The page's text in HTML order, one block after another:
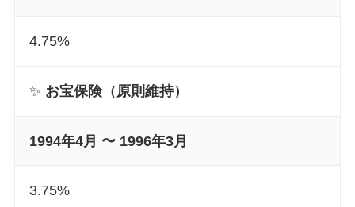
4.75%
✨ お宝保険（原則維持）
1994年4月 〜 1996年3月
3.75%